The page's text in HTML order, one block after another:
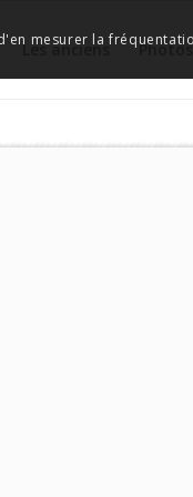
Les anciens
mesurer la